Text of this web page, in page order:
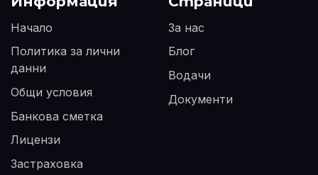
Начало
Политика за лични
данни
Общи условия
Банкова сметка
Лицензи
Застраховка
За нас
Блог
Водачи
Документи